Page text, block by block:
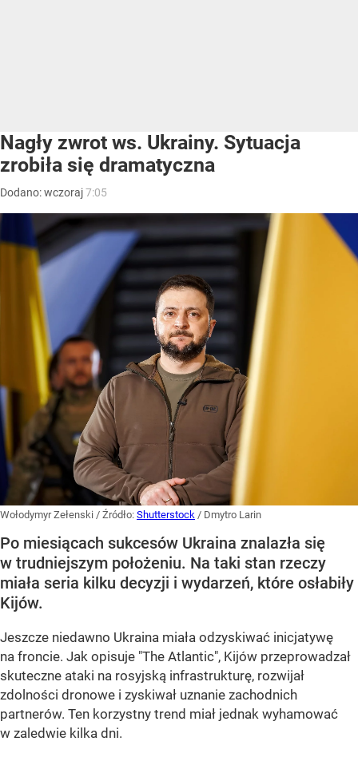
Nagły zwrot ws. Ukrainy. Sytuacja
zrobiła się dramatyczna
Dodano:wczoraj7:05
Wołodymyr Zełenski / Źródło: Shutterstock / Dmytro Larin
Po miesiącach sukcesów Ukraina znalazła się
w trudniejszym położeniu. Na taki stan rzeczy
miała seria kilku decyzji i wydarzeń, które osłabiły
Kijów.
Jeszcze niedawno Ukraina miała odzyskiwać inicjatywę
na froncie. Jak opisuje "The Atlantic", Kijów przeprowadzał
skuteczne ataki na rosyjską infrastrukturę, rozwijał
zdolności dronowe i zyskiwał uznanie zachodnich
partnerów. Ten korzystny trend miał jednak wyhamować
w zaledwie kilka dni.